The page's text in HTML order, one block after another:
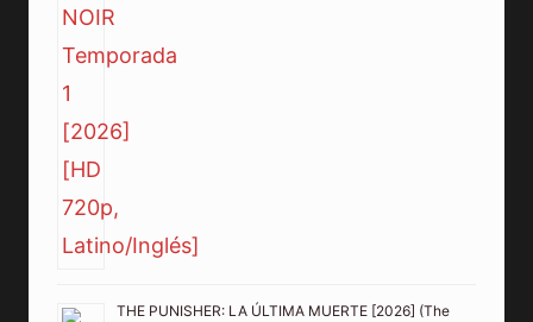
THE PUNISHER: LA ÚLTIMA MUERTE [2026] (The